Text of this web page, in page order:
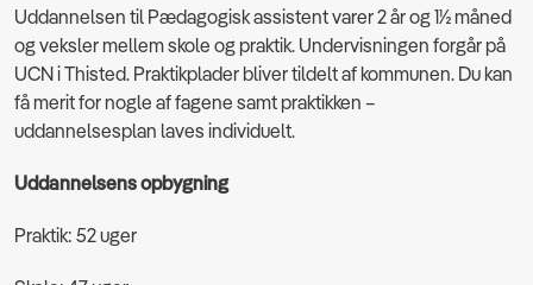
Uddannelsen til Pædagogisk assistent varer 2 år og 1½ måned
og veksler mellem skole og praktik. Undervisningen forgår på
UCN i Thisted. Praktikplader bliver tildelt af kommunen. Du kan
få merit for nogle af fagene samt praktikken –
uddannelsesplan laves individuelt.
Uddannelsens opbygning
Praktik: 52 uger